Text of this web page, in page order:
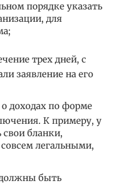
порядке указать
для
трех дней, с
заявление на его
доходах по форме
К примеру, у
свои бланки,
легальными,
должны быть